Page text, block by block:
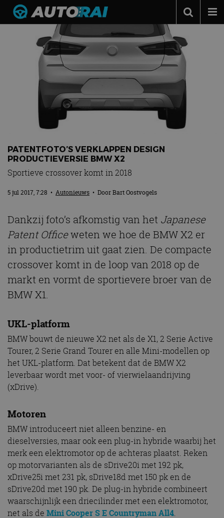
Autonieuws
Podcast
Automerken
Adverteren
Contact
MotorRAI.nl
PATENTFOTO’S VERKLAPPEN DESIGN
PRODUCTIEVERSIE BMW X2
Sportieve crossover komt in 2018
5 jul 2017, 7:28 • Autonieuws • DoorBart Oostvogels
Dankzij foto’s afkomstig van het Japanese
Patent Officeweten we hoe de BMW X2 er
in productietrim uit gaat zien. De compacte
crossover komt in de loop van 2018 op de
markt en vormt de sportievere broer van de
BMW X1.
UKL-platform
BMW bouwt de nieuwe X2 net als de X1, 2 Serie Active
Tourer, 2 Serie Grand Tourer en alle Mini-modellen op
het UKL-platform. Dat betekent dat de BMW X2
leverbaar wordt met voor- of vierwielaandrijving
(xDrive).
Motoren
BMW introduceert niet alleen benzine- en
dieselversies, maar ook een plug-in hybride waarbij het
merk een elektromotor op de achteras plaatst. Reken
op motorvarianten als de sDrive20i met 192 pk,
xDrive25i met 231 pk, sDrive18d met 150 pk en de
sDrive20d met 190 pk. De plug-in hybride combineert
waarschijnlijk een driecilinder met een elektromotor,
net als de Mini Cooper S E Countryman All4.